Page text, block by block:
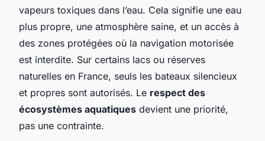
vapeurs toxiques dans l’eau. Cela signifie une eau
plus propre, une atmosphère saine, et un accès à
des zones protégées où la navigation motorisée
est interdite. Sur certains lacs ou réserves
naturelles en France, seuls les bateaux silencieux
et propres sont autorisés. Le respect des
écosystèmes aquatiques devient une priorité,
pas une contrainte.